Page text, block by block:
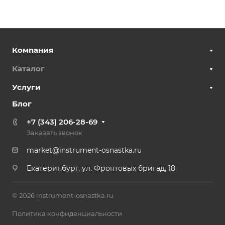
Компания
Каталог
Услуги
Блог
+7 (343) 206-28-69
Заказать звонок
market@instrument-osnastka.ru
Екатеринбург, ул. Фронтовых бригад, 18
© 2026 instrument-osnastka.ru
Политика конфиденциальности